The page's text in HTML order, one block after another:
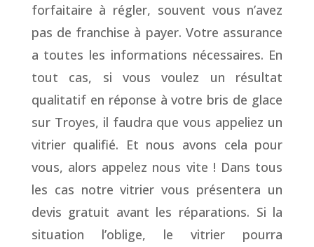
forfaitaire à régler, souvent vous n’avez
pas de franchise à payer. Votre assurance
a toutes les informations nécessaires. En
tout cas, si vous voulez un résultat
qualitatif en réponse à votre bris de glace
sur Troyes, il faudra que vous appeliez un
vitrier qualifié. Et nous avons cela pour
vous, alors appelez nous vite ! Dans tous
les cas notre vitrier vous présentera un
devis gratuit avant les réparations. Si la
situation l’oblige, le vitrier pourra